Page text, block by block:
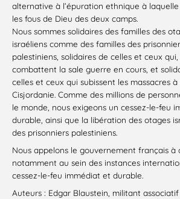
alternative à l’épuration ethnique à
les fous de Dieu des deux camps.
Nous sommes solidaires des familles des
israéliens comme des familles des
palestiniens, solidaires de celles et ceux qui,
combattent la sale guerre en cours, et
celles et ceux qui subissent les massacres
Cisjordanie. Comme des millions de
le monde, nous exigeons un cessez-le-feu
durable, ainsi que la libération des otages
des prisonniers palestiniens.
Nous appelons le gouvernement français à
notamment au sein des instances
cessez-le-feu immédiat et durable.
Auteurs : Edgar Blaustein, militant associatif